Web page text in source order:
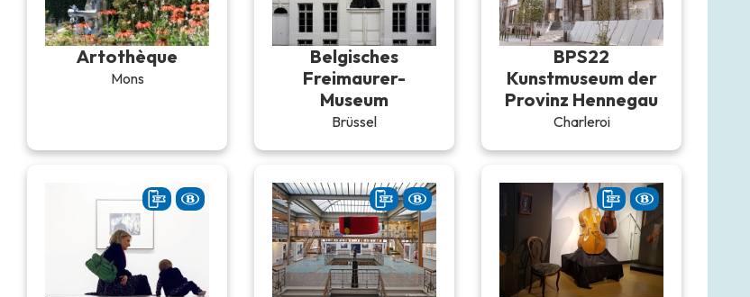
Artothèque
Mons
Belgisches
Freimaurer-
Museum
Brüssel
BPS22
Kunstmuseum der
Provinz Hennegau
Charleroi